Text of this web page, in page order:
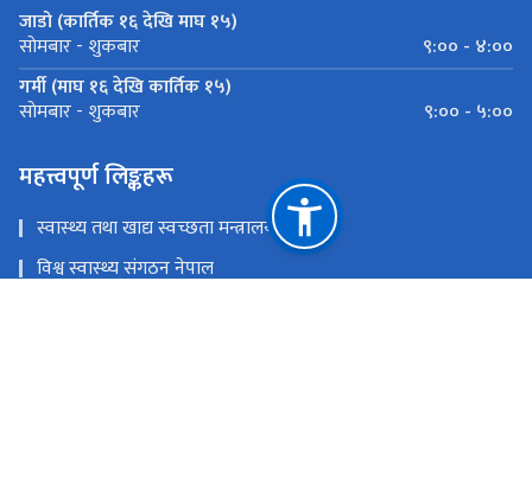
जाडो (कार्तिक १६ देखि माघ १५)
साेमबार - शुकबार
९:०० - ४:००
गर्मी (माघ १६ देखि कार्तिक १५)
साेमबार - शुकबार ९:०० - ५:००
महत्त्वपूर्ण लिङ्कहरू
स्वास्थ्य तथा खाद्य स्वच्छता मन्त्रालय
विश्व स्वास्थ्य संगठन नेपाल